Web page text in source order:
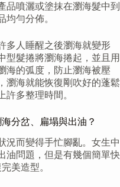
品噴灑或塗抹在瀏海髮中到
均勻分佈。
多人睡醒之後瀏海就變形
型髮捲將瀏海捲起，並且用
海的弧度，防止瀏海被壓
瀏海就能恢復剛吹好的蓬鬆
許多整理時間。
分岔、扁塌與出油？
況而變得手忙腳亂。女生中
油問題，但是有幾個簡單快
美造型。